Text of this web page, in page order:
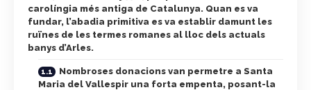
carolíngia més antiga de Catalunya. Quan es va
fundar, l’abadia primitiva es va establir damunt les
ruïnes de les termes romanes al lloc dels actuals
banys d’Arles.
Nombroses donacions van permetre a Santa
Maria del Vallespir una forta empenta, posant-la